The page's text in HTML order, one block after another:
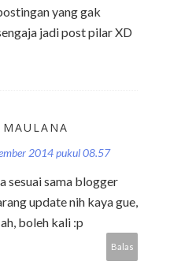
yang gak
jadi post pilar XD
2014 pukul 08.57
sesuai sama blogger
update nih kaya gue,
boleh kali :p
Balas